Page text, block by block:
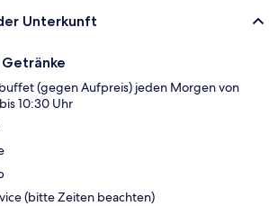
Unterkunft
(gegen Aufpreis) jeden Morgen von
10:30 Uhr
(bitte Zeiten beachten)